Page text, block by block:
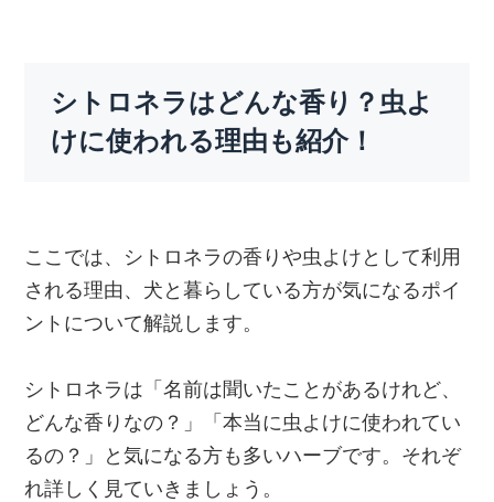
シトロネラはどんな香り？虫よ
けに使われる理由も紹介！
ここでは、シトロネラの香りや虫よけとして利用
される理由、犬と暮らしている方が気になるポイ
ントについて解説します。
シトロネラは「名前は聞いたことがあるけれど、
どんな香りなの？」「本当に虫よけに使われてい
るの？」と気になる方も多いハーブです。それぞ
れ詳しく見ていきましょう。